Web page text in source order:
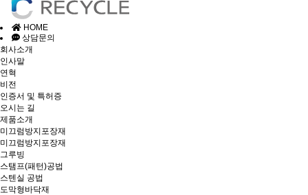
HOME
상담문의
회사소개
인사말
연혁
비전
인증서 및 특허증
오시는 길
제품소개
미끄럼방지포장재
미끄럼방지포장재
그루빙
스탬프(패턴)공법
스텐실 공법
도막형바닥재